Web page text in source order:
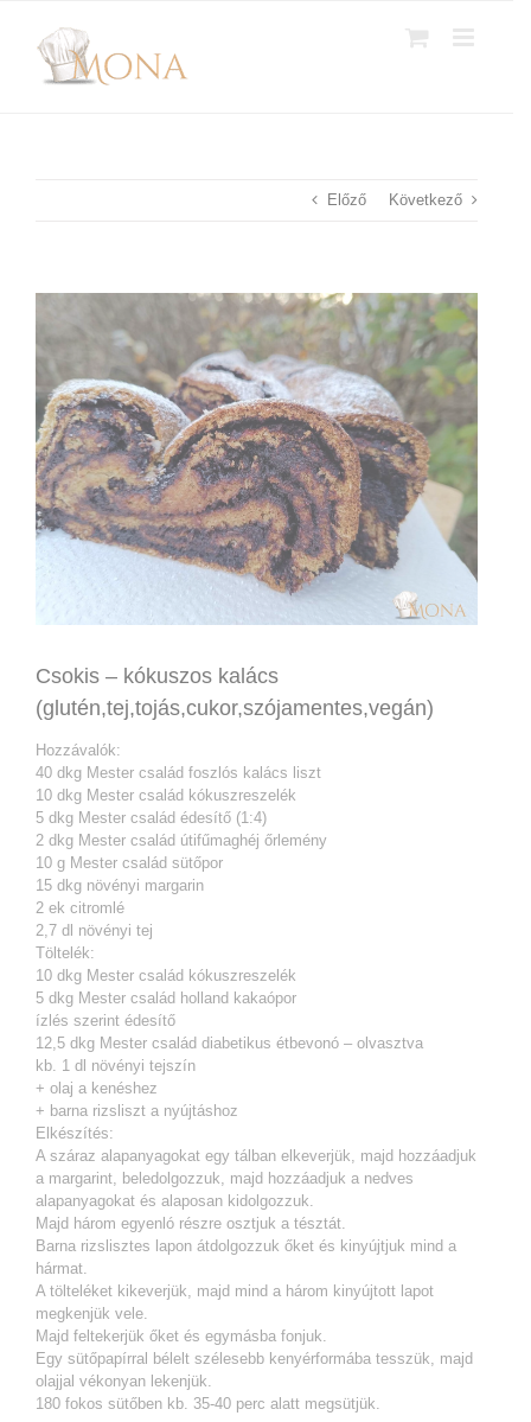
Előző Következő
Larger
Image
Csokis – kókuszos kalács
(glutén,tej,tojás,cukor,szójamentes,vegán)
Hozzávalók:
40 dkg Mester család foszlós kalács liszt
10 dkg Mester család kókuszreszelék
5 dkg Mester család édesítő (1:4)
2 dkg Mester család útifűmaghéj őrlemény
10 g Mester család sütőpor
15 dkg növényi margarin
2 ek citromlé
2,7 dl növényi tej
Töltelék:
10 dkg Mester család kókuszreszelék
5 dkg Mester család holland kakaópor
ízlés szerint édesítő
12,5 dkg Mester család diabetikus étbevonó – olvasztva
kb. 1 dl növényi tejszín
+ olaj a kenéshez
+ barna rizsliszt a nyújtáshoz
Elkészítés:
A száraz alapanyagokat egy tálban elkeverjük, majd hozzáadjuk
a margarint, beledolgozzuk, majd hozzáadjuk a nedves
alapanyagokat és alaposan kidolgozzuk.
Majd három egyenló részre osztjuk a tésztát.
Barna rizslisztes lapon átdolgozzuk őket és kinyújtjuk mind a
hármat.
A tölteléket kikeverjük, majd mind a három kinyújtott lapot
megkenjük vele.
Majd feltekerjük őket és egymásba fonjuk.
Egy sütőpapírral bélelt szélesebb kenyérformába tesszük, majd
olajjal vékonyan lekenjük.
180 fokos sütőben kb. 35-40 perc alatt megsütjük.